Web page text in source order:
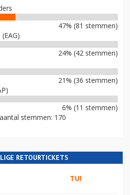
47% (81 stemmen)
24% (42 stemmen)
21% (36 stemmen)
6% (11 stemmen)
stemmen: 170
RETOURTICKETS
TUI